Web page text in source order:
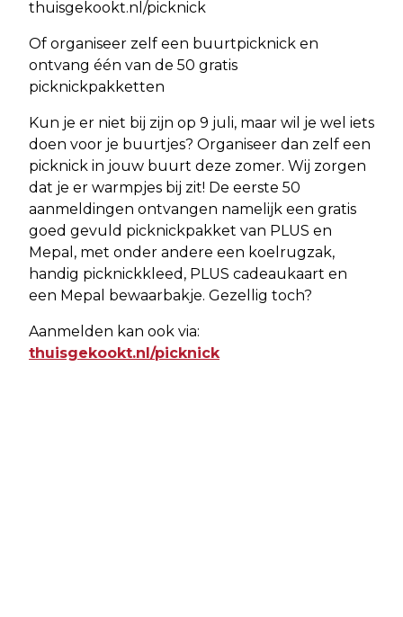
thuisgekookt.nl/picknick
Of organiseer zelf een buurtpicknick en
ontvang één van de 50 gratis
picknickpakketten
Kun je er niet bij zijn op 9 juli, maar wil je wel iets
doen voor je buurtjes? Organiseer dan zelf een
picknick in jouw buurt deze zomer. Wij zorgen
dat je er warmpjes bij zit! De eerste 50
aanmeldingen ontvangen namelijk een gratis
goed gevuld picknickpakket van PLUS en
Mepal, met onder andere een koelrugzak,
handig picknickkleed, PLUS cadeaukaart en
een Mepal bewaarbakje. Gezellig toch?
Aanmelden kan ook via:
thuisgekookt.nl/picknick